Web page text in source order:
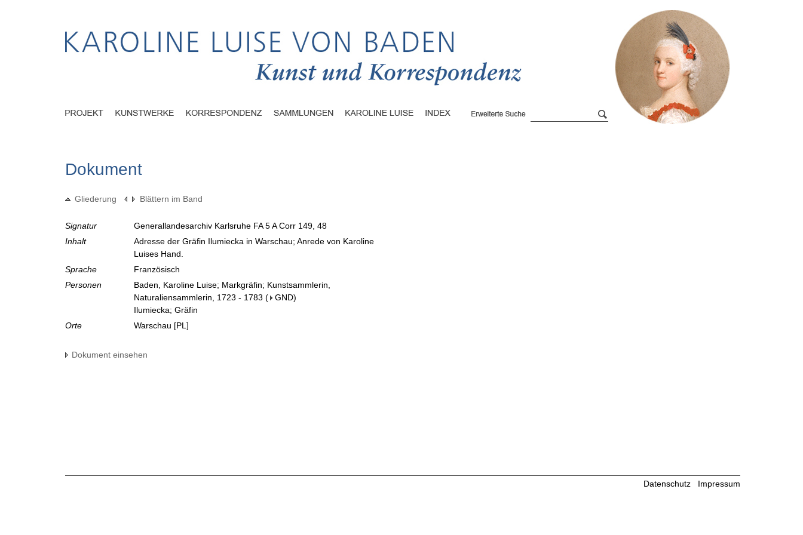
Dokument
Gliederung Blättern im Band
Signatur
Generallandesarchiv Karlsruhe FA 5 A Corr 149, 48
Inhalt
Adresse der Gräfin Ilumiecka in Warschau; Anrede von Karoline
Luises Hand.
Sprache
Französisch
Personen
Baden, Karoline Luise; Markgräfin; Kunstsammlerin,
Naturaliensammlerin, 1723 - 1783 ( GND)
Ilumiecka; Gräfin
Orte
Warschau [PL]
Dokument einsehen
Datenschutz Impressum